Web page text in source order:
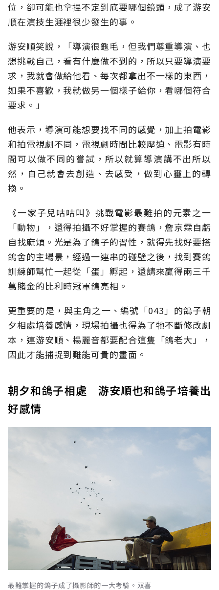
位，卻可能也拿捏不定到底要哪個鏡頭，成了游安
順在演技生涯裡很少發生的事。
游安順笑說，「導演很龜毛，但我們尊重導演、也
想挑戰自己，看有什麼做不到的，所以只要導演要
求，我就會做給他看、每次都拿出不一樣的東西，
如果不喜歡，我就做另一個樣子給你，看哪個符合
要求。」
他表示，導演可能想要找不同的感覺，加上拍電影
和拍電視劇不同，電視劇時間比較壓迫、電影有時
間可以做不同的嘗試，所以就算導演講不出所以
然，自己就會去創造、去感受，做到心靈上的轉
換。
《一家子兒咕咕叫》挑戰電影最難拍的元素之一
「動物」，還得拍攝不好掌握的賽鴿，詹京霖自虧
自找麻煩。光是為了鴿子的習性，就得先找好要搭
鴿舍的主場景，經過一連串的碰壁之後，找到賽鴿
訓練師幫忙一起從「蛋」孵起，還請來贏得兩三千
萬賭金的比利時冠軍鴿亮相。
更重要的是，與主角之一、編號「043」的鴿子朝
夕相處培養感情，現場拍攝也得為了牠不斷修改劇
本，連游安順、楊麗音都要配合這隻「鴿老大」，
因此才能捕捉到難能可貴的畫面。
朝夕和鴿子相處 游安順也和鴿子培養出
好感情
最難掌握的鴿子成了攝影師的一大考驗。双喜